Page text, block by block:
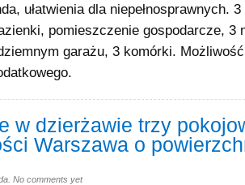
ułatwienia dla niepełnosprawnych.
pomieszczenie gospodarcze, 3
garażu, 3 komórki.
w dzierżawie trzy
Warszawa o
No comments yet